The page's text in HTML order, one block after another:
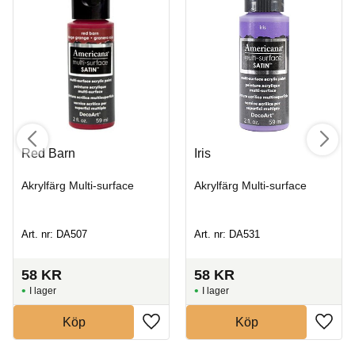
Red Barn
Akrylfärg Multi-surface
Art. nr: DA507
58 KR
I lager
Köp
Iris
Akrylfärg Multi-surface
Art. nr: DA531
58 KR
I lager
Köp